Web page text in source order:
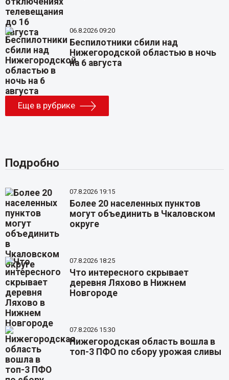
06.8.2026 09:20
Беспилотники сбили над
Нижегородской областью в ночь
на 6 августа
Еще в рубрике
Подробно
07.8.2026 19:15
Более 20 населенных пунктов
могут объединить в Чкаловском
округе
07.8.2026 18:25
Что интересного скрывает
деревня Ляхово в Нижнем
Новгороде
07.8.2026 15:30
Нижегородская область вошла в
топ-3 ПФО по сбору урожая сливы